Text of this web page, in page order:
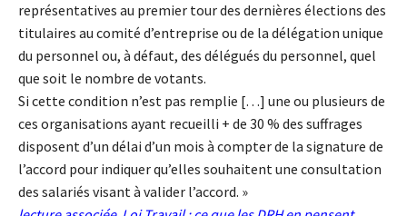
représentatives au premier tour des dernières élections des
titulaires au comité d’entreprise ou de la délégation unique
du personnel ou, à défaut, des délégués du personnel, quel
que soit le nombre de votants.
Si cette condition n’est pas remplie […] une ou plusieurs de
ces organisations ayant recueilli + de 30 % des suffrages
disposent d’un délai d’un mois à compter de la signature de
l’accord pour indiquer qu’elles souhaitent une consultation
des salariés visant à valider l’accord. »